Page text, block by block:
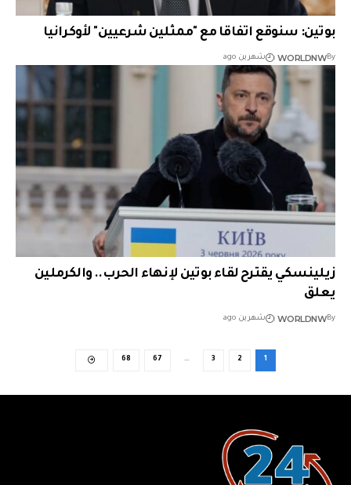
بوتين: سنوقع اتفاقا مع "ممثلين شرعيين" لأوكرانيا
By
WORLDNW شهرين ago
زيلينسكي يقترح لقاء بوتين لإنهاء الحرب.. والكرملين
يعلق
By
WORLDNW شهرين ago
1
2
3
…
67
68